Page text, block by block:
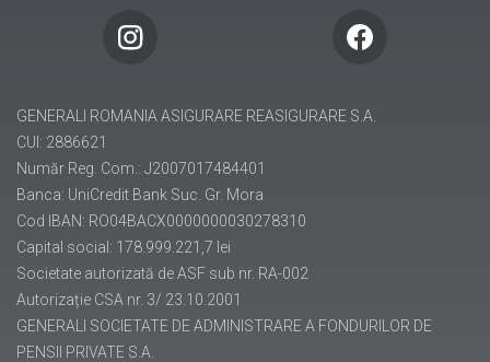
pensii@generali.ro
GENERALI ROMANIA ASIGURARE REASIGURARE S.A.
CUI: 2886621
Număr Reg. Com.: J2007017484401
Banca: UniCredit Bank Suc. Gr. Mora
Cod IBAN: RO04BACX0000000030278310
Capital social: 178.999.221,7 lei
Societate autorizată de ASF sub nr. RA-002
Autorizație CSA nr. 3/ 23.10.2001
GENERALI SOCIETATE DE ADMINISTRARE A FONDURILOR DE
PENSII PRIVATE S.A.